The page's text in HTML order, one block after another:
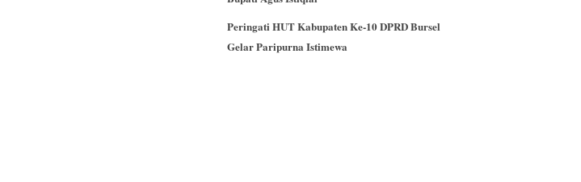
Peringati HUT Kabupaten Ke-10 DPRD Bursel
Gelar Paripurna Istimewa